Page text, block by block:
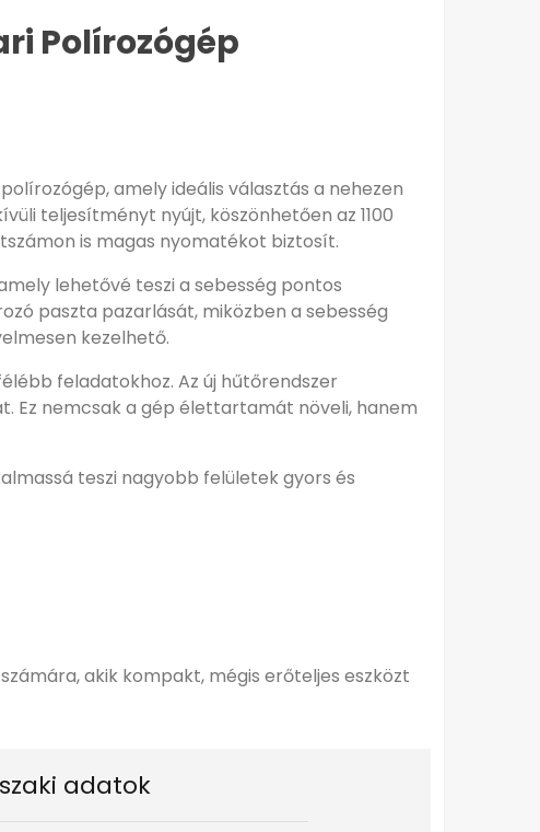
Polírozógép
amely ideális választás a nehezen
teljesítményt nyújt, köszönhetően az 1100
is magas nyomatékot biztosít.
lehetővé teszi a sebesség pontos
paszta pazarlását, miközben a sebesség
kezelhető.
feladatokhoz. Az új hűtőrendszer
Ez nemcsak a gép élettartamát növeli, hanem
teszi nagyobb felületek gyors és
akik kompakt, mégis erőteljes eszközt
adatok